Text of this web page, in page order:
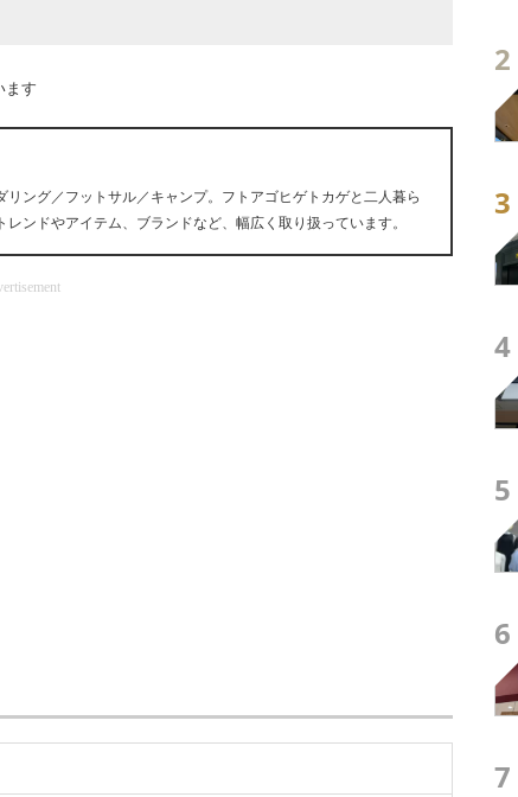
ます
ング／フットサル／キャンプ。フトアゴヒゲトカゲと二人暮ら
ンドやアイテム、ブランドなど、幅広く取り扱っています。
2
3
4
5
6
7